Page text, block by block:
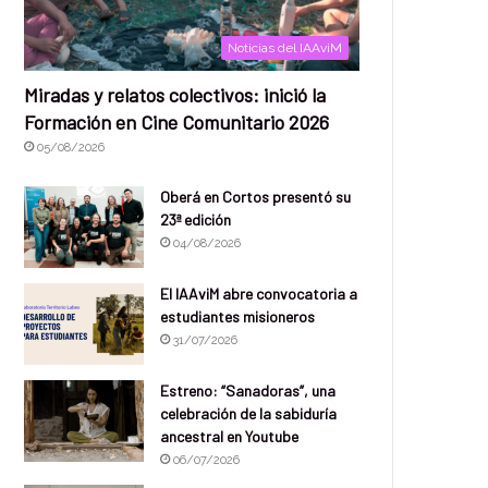
Noticias del IAAviM
Miradas y relatos colectivos: inició la
Formación en Cine Comunitario 2026
05/08/2026
Oberá en Cortos presentó su
23ª edición
04/08/2026
El IAAviM abre convocatoria a
estudiantes misioneros
31/07/2026
Estreno: “Sanadoras”, una
celebración de la sabiduría
ancestral en Youtube
06/07/2026